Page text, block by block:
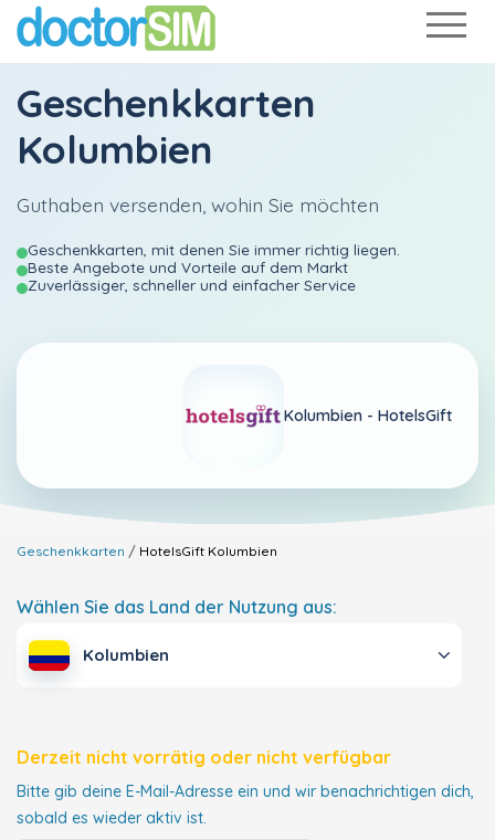
Geschenkkarten
Kolumbien
Guthaben versenden, wohin Sie möchten
Geschenkkarten, mit denen Sie immer richtig liegen.
Beste Angebote und Vorteile auf dem Markt
Zuverlässiger, schneller und einfacher Service
Kolumbien - HotelsGift
Geschenkkarten HotelsGift Kolumbien
Wählen Sie das Land der Nutzung aus:
Kolumbien
Derzeit nicht vorrätig oder nicht verfügbar
Bitte gib deine E-Mail-Adresse ein und wir benachrichtigen dich,
sobald es wieder aktiv ist.